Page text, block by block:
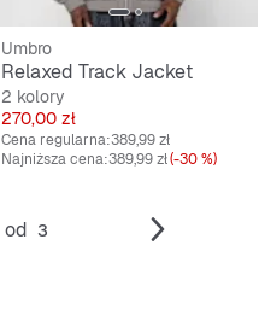
Umbro
Relaxed Track Jacket
2 kolory
Cena
270,00 zł
Cena regularna:389,99 zł
Najniższa cena:389,99 zł(-30 %)
od 3